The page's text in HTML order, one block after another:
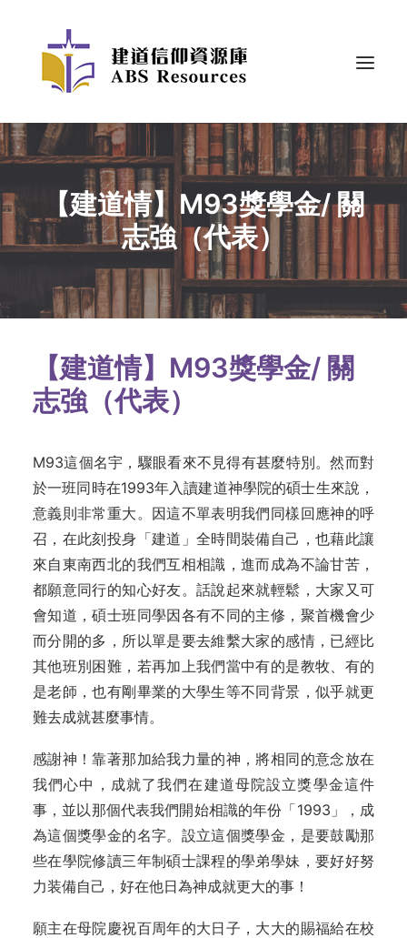
【建道情】M93獎學金/ 關
志強（代表）
【建道情】M93獎學金/ 關
志強（代表）
M93這個名宇，驟眼看來不見得有甚麼特別。然而對
於一班同時在1993年入讀建道神學院的碩士生來說，
意義則非常重大。因這不單表明我們同樣回應神的呼
召，在此刻投身「建道」全時間裝備自己，也藉此讓
來自東南西北的我們互相相識，進而成為不論甘苦，
都願意同行的知心好友。話說起來就輕鬆，大家又可
會知道，碩士班同學因各有不同的主修，聚首機會少
而分開的多，所以單是要去維繫大家的感情，已經比
其他班別困難，若再加上我們當中有的是教牧、有的
是老師，也有剛畢業的大學生等不同背景，似乎就更
難去成就甚麼事情。
感謝神！靠著那加給我力量的神，將相同的意念放在
我們心中，成就了我們在建道母院設立獎學金這件
事，並以那個代表我們開始相識的年份「1993」，成
為這個獎學金的名字。設立這個獎學金，是要鼓勵那
些在學院修讀三年制碩士課程的學弟學妹，要好好努
力装備自己，好在他日為神成就更大的事！
願主在母院慶祝百周年的大日子，大大的賜福給在校